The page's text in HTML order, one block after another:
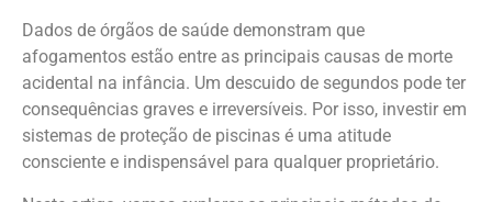
Dados de órgãos de saúde demonstram que
afogamentos estão entre as principais causas de morte
acidental na infância. Um descuido de segundos pode ter
consequências graves e irreversíveis. Por isso, investir em
sistemas de proteção de piscinas é uma atitude
consciente e indispensável para qualquer proprietário.